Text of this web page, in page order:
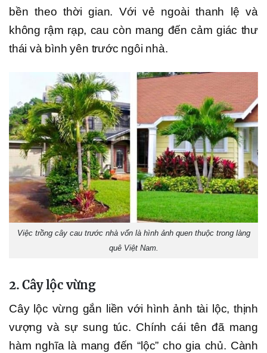
bền theo thời gian. Với vẻ ngoài thanh lệ và
không rậm rạp, cau còn mang đến cảm giác thư
thái và bình yên trước ngôi nhà.
Việc trồng cây cau trước nhà vốn là hình ảnh quen thuộc trong làng
quê Việt Nam.
2. Cây lộc vừng
Cây lộc vừng gắn liền với hình ảnh tài lộc, thịnh
vượng và sự sung túc. Chính cái tên đã mang
hàm nghĩa là mang đến “lộc” cho gia chủ. Cành